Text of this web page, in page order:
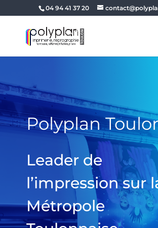
04 94 41 37 20
Polyplan
Leader de
l’impression sur
Métropole